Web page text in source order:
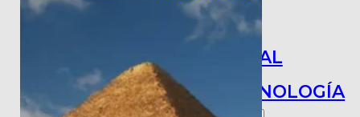
NACIONAL
INTERNACIONAL
ARTE, CIENCIA Y TECNOLOGÍA